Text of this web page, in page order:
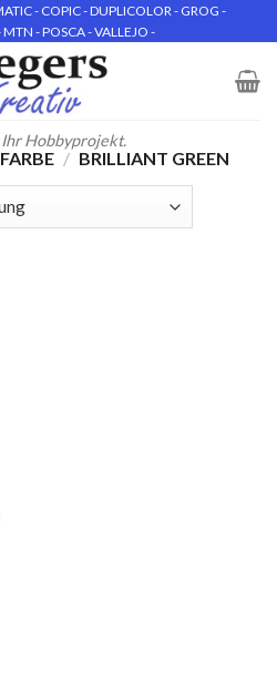
- COPIC - DUPLICOLOR - GROG -
- POSCA - VALLEJO -
Hobbyprojekt.
/ BRILLIANT GREEN